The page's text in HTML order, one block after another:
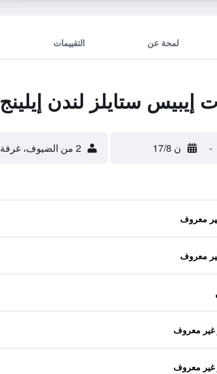
لمحة عن التقييمات
ستايلز لندن إيلينج
- ن 17/8 2 من الضيوف، غرفة واحدة
معروف
معروف